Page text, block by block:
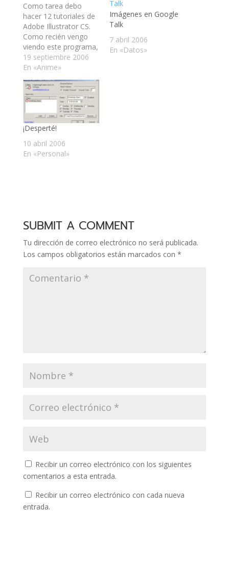
Como tarea debo
hacer 12 tutoriales de
Adobe Illustrator CS.
Como recién vengo
viendo este programa,
decidí precalentar
vectorizando una
imagen que encontré.
La verdad me tomó
mucho más de lo que
pensé. Les dejo la
imagen terminada.
Algunos detalles los
omití por estética y
otros los agregué por
la…
19 septiembre 2006
En «Anime»
Imágenes en Google
Talk
7 abril 2006
En «Datos»
¡Desperté!
10 abril 2006
En «Personal»
SUBMIT A COMMENT
Tu dirección de correo electrónico no será publicada.
Los campos obligatorios están marcados con *
Recibir un correo electrónico con los siguientes
comentarios a esta entrada.
Recibir un correo electrónico con cada nueva
entrada.